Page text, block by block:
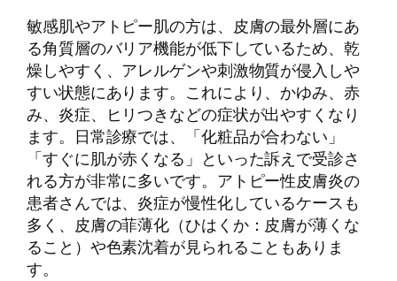
敏感肌やアトピー肌の方は、皮膚の最外層にあ
る角質層のバリア機能が低下しているため、乾
燥しやすく、アレルゲンや刺激物質が侵入しや
すい状態にあります。これにより、かゆみ、赤
み、炎症、ヒリつきなどの症状が出やすくなり
ます。日常診療では、「化粧品が合わない」
「すぐに肌が赤くなる」といった訴えで受診さ
れる方が非常に多いです。アトピー性皮膚炎の
患者さんでは、炎症が慢性化しているケースも
多く、皮膚の菲薄化（ひはくか：皮膚が薄くな
ること）や色素沈着が見られることもありま
す。